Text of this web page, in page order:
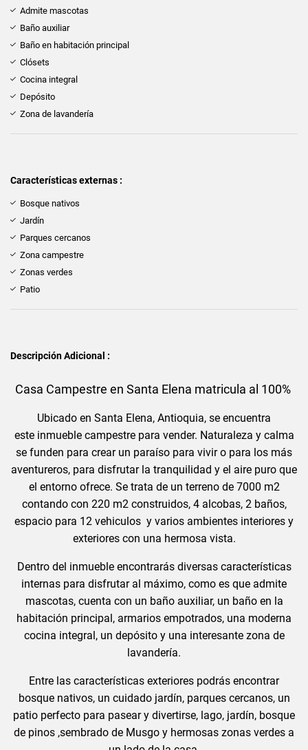
Admite mascotas
Baño auxiliar
Baño en habitación principal
Clósets
Cocina integral
Depósito
Zona de lavandería
Características externas :
Bosque nativos
Jardín
Parques cercanos
Zona campestre
Zonas verdes
Patio
Descripción Adicional :
Casa Campestre en Santa Elena matricula al 100%
Ubicado en Santa Elena, Antioquia, se encuentra
este inmueble campestre para vender. Naturaleza y calma
se funden para crear un paraíso para vivir o para los más
aventureros, para disfrutar la tranquilidad y el aire puro que
el entorno ofrece. Se trata de un terreno de 7000 m2
contando con 220 m2 construidos, 4 alcobas, 2 baños,
espacio para 12 vehiculos y varios ambientes interiores y
exteriores con una hermosa vista.
Dentro del inmueble encontrarás diversas características
internas para disfrutar al máximo, como es que admite
mascotas, cuenta con un baño auxiliar, un baño en la
habitación principal, armarios empotrados, una moderna
cocina integral, un depósito y una interesante zona de
lavandería.
Entre las características exteriores podrás encontrar
bosque nativos, un cuidado jardín, parques cercanos, un
patio perfecto para pasear y divertirse, lago, jardín, bosque
de pinos ,sembrado de Musgo y hermosas zonas verdes a